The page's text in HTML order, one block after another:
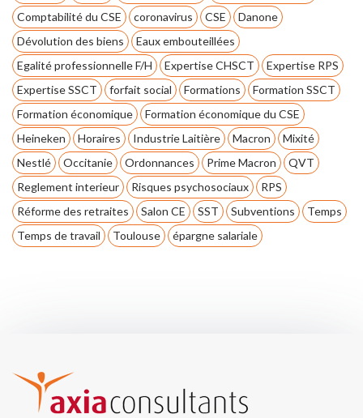
Comptabilité du CSE
coronavirus CSE
Danone
Dévolution des biens
Eaux embouteillées
Egalité professionnelle F/H
Expertise CHSCT
Expertise RPS
Expertise SSCT
forfait social Formations
Formation SSCT
Formation économique
Formation économique du CSE
Heineken
Horaires Industrie Laitière Macron
Mixité
Nestlé
Occitanie Ordonnances Prime Macron
QVT
Reglement interieur
Risques psychosociaux
RPS
Réforme des retraites
Salon CE SST Subventions
Temps
Temps de travail
Toulouse épargne salariale